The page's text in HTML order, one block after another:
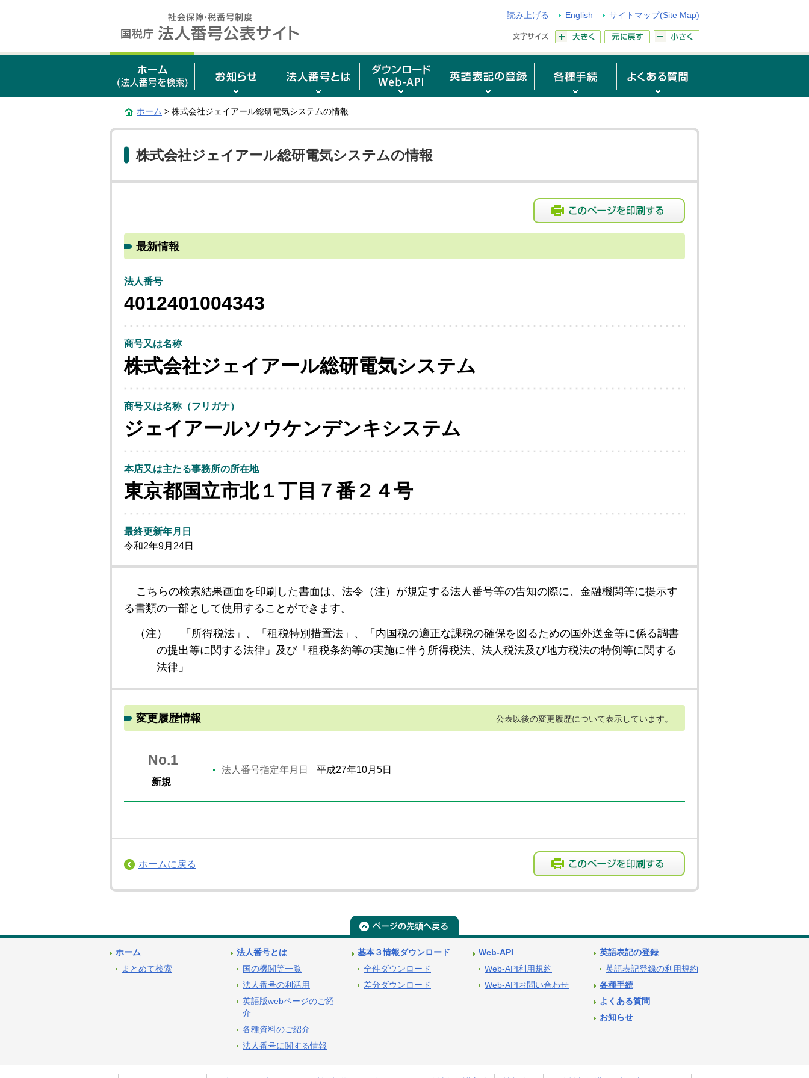
読み上げる English サイトマップ(Site Map)
ホーム > 株式会社ジェイアール総研電気システムの情報
株式会社ジェイアール総研電気システムの情報
最新情報
法人番号
4012401004343
商号又は名称
株式会社ジェイアール総研電気システム
商号又は名称（フリガナ）
ジェイアールソウケンデンキシステム
本店又は主たる事務所の所在地
東京都国立市北１丁目７番２４号
最終更新年月日
令和2年9月24日
こちらの検索結果画面を印刷した書面は、法令（注）が規定する法人番号等の告知の際に、金融機関等に提示す
る書類の一部として使用することができます。
（注）
「所得税法」、「租税特別措置法」、「内国税の適正な課税の確保を図るための国外送金等に係る調書
の提出等に関する法律」及び「租税条約等の実施に伴う所得税法、法人税法及び地方税法の特例等に関する
法律」
変更履歴情報 公表以後の変更履歴について表示しています。
No.1
新規
法人番号指定年月日 平成27年10月5日
ホームに戻る
ホーム
まとめて検索
法人番号とは
国の機関等一覧
法人番号の利活用
英語版webページのご紹
介
各種資料のご紹介
法人番号に関する情報
基本３情報ダウンロード
全件ダウンロード
差分ダウンロード
Web-API
Web-API利用規約
Web-APIお問い合わせ
英語表記の登録
英語表記登録の利用規約
各種手続
よくある質問
お知らせ